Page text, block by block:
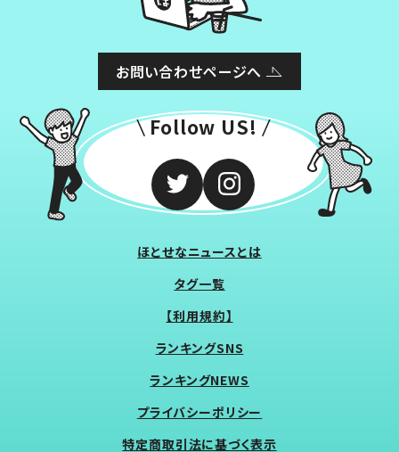
お問い合わせページへ
Follow US!
ほとせなニュースとは
タグ一覧
【利用規約】
ランキングSNS
ランキングNEWS
プライバシーポリシー
特定商取引法に基づく表示